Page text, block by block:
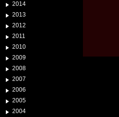
2014
2013
2012
2011
2010
2009
2008
2007
2006
2005
2004